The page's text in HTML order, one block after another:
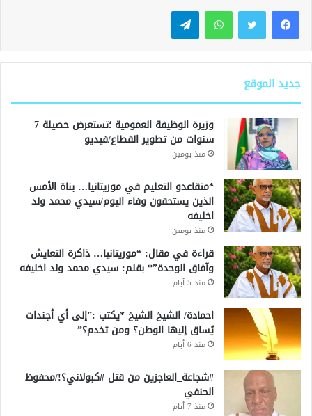
واتساب تيلقرام
جديد الموقع
وزيرة الوظيفة العمومية ؛تستعرض حصيلة 7
سنوات من تطوير القطاع/فيديو
منذ يومين
*متقاعدو التعليم في موريتانيا… بناة الأمس
الذين يستحقون وفاء اليوم/سيدي محمد ولد
اخليفه
منذ يومين
قراءة في مقال: “موريتانيا… ذاكرة التعايش
وآفاق الوحدة”* بقلم: سيدي محمد ولد اخليفه
منذ 5 أيام
احمادة/ الشيخ الشيخ *يكتب :”إلى أي أجندات
يُساق إليها الوطن؟ ومن تخدم؟”
منذ 6 أيام
#شجاعة_العاجزين من قتل #كبولاني؟!/محفوظ
الحنفي
منذ 7 أيام